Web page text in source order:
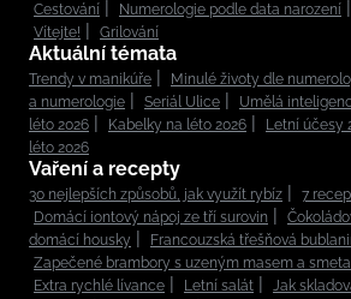
Cestování
Numerologie podle data narození
Vítejte!
Grilování
Aktuální témata
Trendy v manikúře Minulé životy dle
a numerologie
Seriál Ulice Umělá
léto 2026
Kabelky na léto 2026 Letní účesy
léto 2026
Vaření a recepty
30 nejlepších způsobů, jak využít rybíz
7
Domácí iontový nápoj ze tří surovin
domácí housky
Francouzská třešňová
Zapečené brambory s uzeným masem a
Extra rychlé lívance
Letní salát
Jak